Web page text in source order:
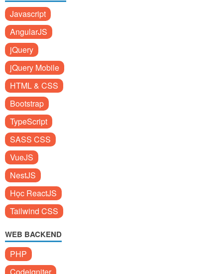
Javascript
AngularJS
jQuery
jQuery Mobile
HTML & CSS
Bootstrap
TypeScript
SASS CSS
VueJS
NestJS
Học ReactJS
Tailwind CSS
WEB BACKEND
PHP
Codeigniter